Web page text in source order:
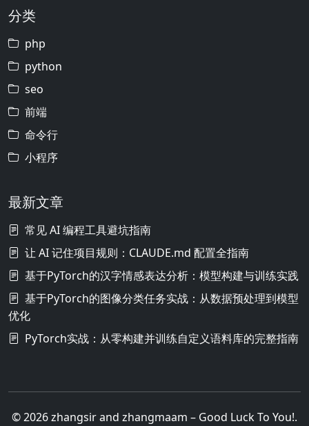
分类
php
python
seo
前端
命令行
小程序
最新文章
常见 AI 编程工具避坑指南
让 AI 记住项目规则：CLAUDE.md 配置全指南
基于PyTorch的汉字情感表达分析：模型构建与训练实践
基于PyTorch的图像分类任务实战：从数据预处理到模型
优化
PyTorch实战：从零构建并训练自定义语料库的完整指南
© 2026 zhangsir and zhangmaam – Good Luck To You!.